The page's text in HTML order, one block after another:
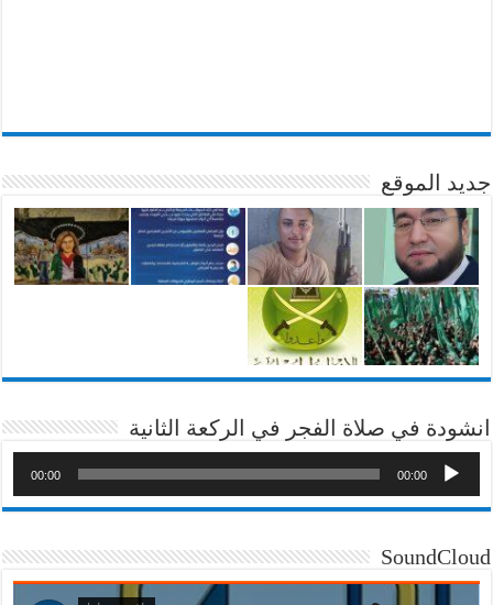
جديد الموقع
انشودة في صلاة الفجر في الركعة الثانية
00:00
00:00
SoundCloud